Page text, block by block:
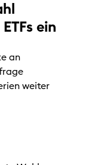
ein
an
weiter